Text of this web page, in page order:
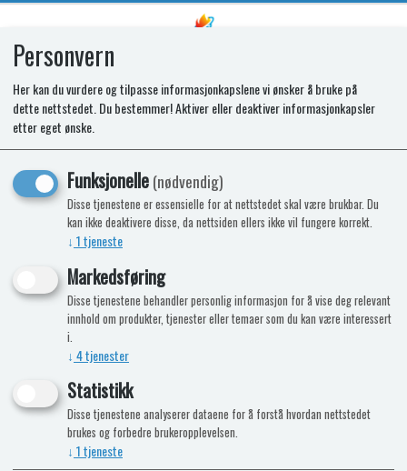
SC250 FILTER ELECTRIC
VENTILATOR SINGLE PACK
Personvern
Her kan du vurdere og tilpasse informasjonkapslene vi ønsker å bruke på
dette nettstedet. Du bestemmer! Aktiver eller deaktiver informasjonkapsler
etter eget ønske.
Funksjonelle(nødvendig)
Disse tjenestene er essensielle for at nettstedet skal være brukbar. Du
kan ikke deaktivere disse, da nettsiden ellers ikke vil fungere korrekt.
↓ 1tjeneste
Markedsføring
Disse tjenestene behandler personlig informasjon for å vise deg relevant
innhold om produkter, tjenester eller temaer som du kan være interessert
i.
↓ 4tjenester
Statistikk
Disse tjenestene analyserer dataene for å forstå hvordan nettstedet
brukes og forbedre brukeropplevelsen.
↓ 1tjeneste